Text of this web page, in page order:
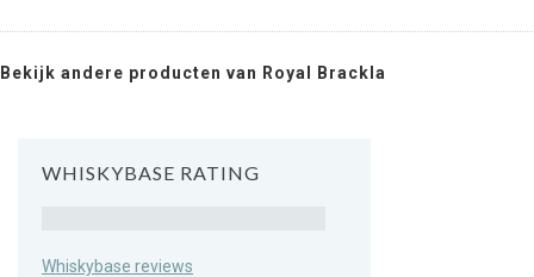
Bekijk andere producten van Royal Brackla
WHISKYBASE RATING
Whiskybase reviews